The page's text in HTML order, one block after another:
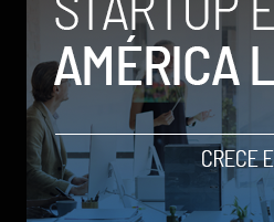
Qwen 3.8-Max, la nueva IA de
los modelos más poderosos
by Sergio Ramos
Actualidad
5 de agosto de 2026